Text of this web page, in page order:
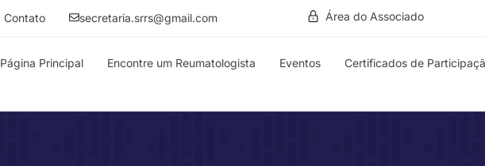
Contato secretaria.srrs@gmail.com Área do Associado
Página Principal Encontre um Reumatologista Eventos Certificados de